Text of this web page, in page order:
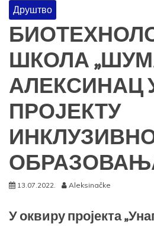
Друштво
ШКОЛА
АЛЕКСИНАЦ
ПРОЈЕКТУ
13.07.2022. Aleksinačke
У оквиру пројекта